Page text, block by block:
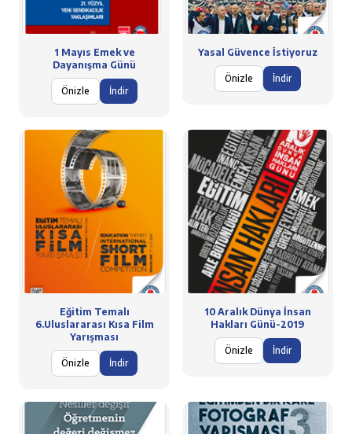
1 Mayıs Emek ve
Dayanışma Günü
Önizle İndir
Yasal Güvence İstiyoruz
Önizle İndir
Eğitim Temalı
6.Uluslararası Kısa Film
Yarışması
Önizle İndir
10 Aralık Dünya İnsan
Hakları Günü-2019
Önizle İndir